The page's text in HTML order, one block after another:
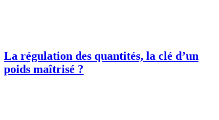
La régulation des quantités, la clé d’un
poids maîtrisé ?